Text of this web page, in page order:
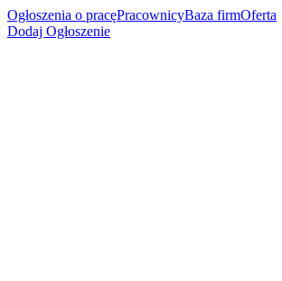
Ogłoszenia o pracęPracownicyBaza firmOferta
Dodaj Ogłoszenie